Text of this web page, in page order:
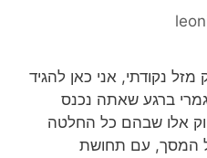
נקודתי, אני כאן להגיד
ברגע שאתה נכנס
אלו שבהם כל החלטה
המסך, עם תחושת